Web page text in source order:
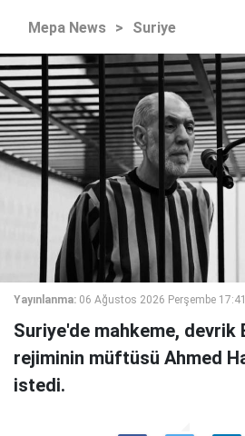
Mepa News > Suriye
Yayınlanma: 06 Ağustos 2026 Perşembe 17:41
Suriye'de mahkeme, devrik
rejiminin müftüsü Ahmed
istedi.